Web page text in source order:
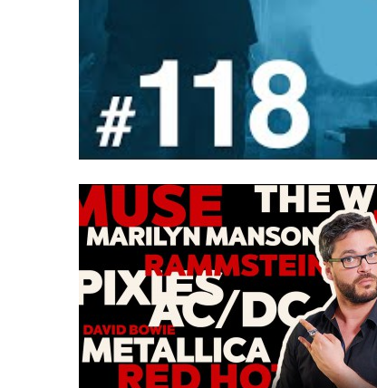
LE GROS RIFFIFI
LE GROS RIFFIFI –
Christmas Riffifi 2025 !!!